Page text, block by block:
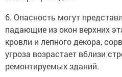
6. Опасность могут
падающие из окон верхних
кровли и лепного декора,
угроза возрастает вблизи
ремонтируемых зданий.